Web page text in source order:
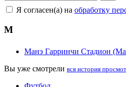
Я согласен(а) на обработку
М
Манэ Гарринчи Стадион
Вы уже смотрели вся история